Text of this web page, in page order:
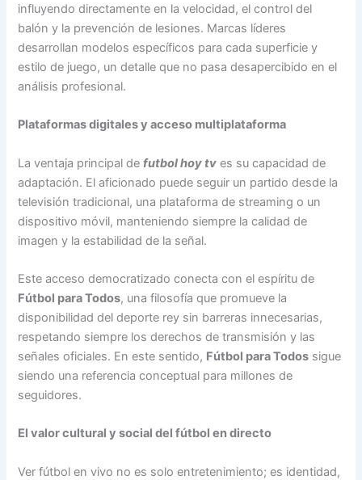
influyendo directamente en la velocidad, el control del
balón y la prevención de lesiones. Marcas líderes
desarrollan modelos específicos para cada superficie y
estilo de juego, un detalle que no pasa desapercibido en el
análisis profesional.
Plataformas digitales y acceso multiplataforma
La ventaja principal defutbol hoy tv es su capacidad de
adaptación. El aficionado puede seguir un partido desde la
televisión tradicional, una plataforma de streaming o un
dispositivo móvil, manteniendo siempre la calidad de
imagen y la estabilidad de la señal.
Este acceso democratizado conecta con el espíritu de
Fútbol para Todos, una filosofía que promueve la
disponibilidad del deporte rey sin barreras innecesarias,
respetando siempre los derechos de transmisión y las
señales oficiales. En este sentido, Fútbol para Todos sigue
siendo una referencia conceptual para millones de
seguidores.
El valor cultural y social del fútbol en directo
Ver fútbol en vivo no es solo entretenimiento; es identidad,